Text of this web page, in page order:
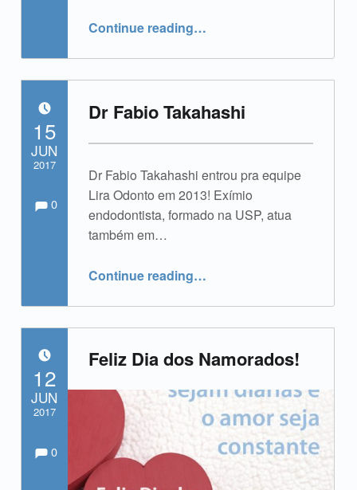
Continue reading“É necessário resistir às maravilhas das festas de São João?”
…
Dr Fabio Takahashi
Dr Fabio Takahashi entrou pra equipe
Lira Odonto em 2013! Exímio
endodontista, formado na USP, atua
também em…
Continue reading…
POSTED ON:15
JUN
2017
Written by: Comments:
Comments:
0
Feliz Dia dos Namorados!
12
JUN
2017
Written by: Comments:
0